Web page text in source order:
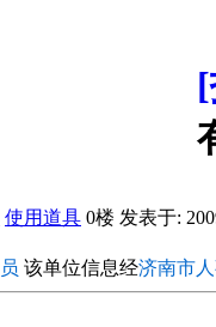
使用道具 0楼 发表于:
该单位信息经济南市